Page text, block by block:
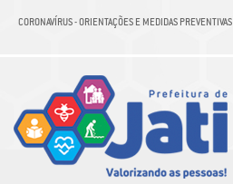
CORONAVÍRUS - ORIENTAÇÕES E MEDIDAS PREVENTIVAS